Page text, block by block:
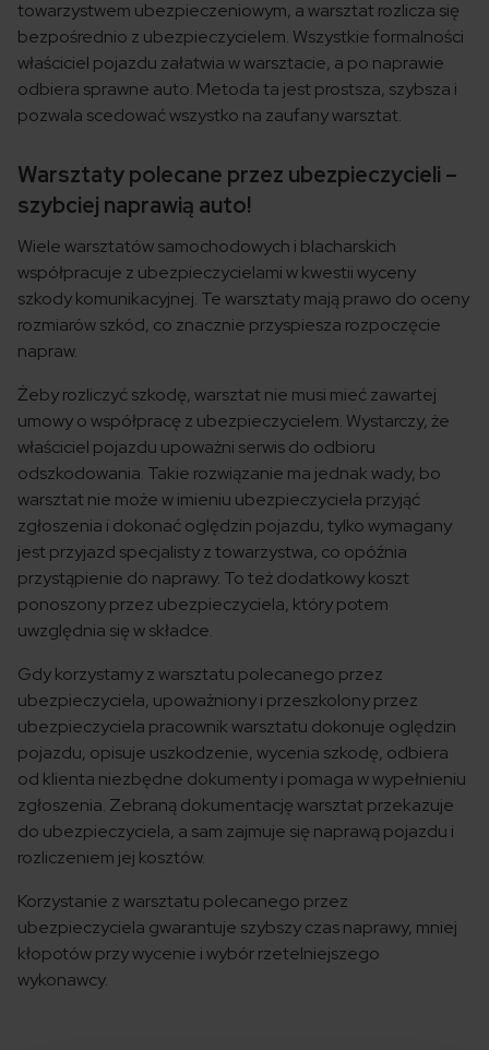
towarzystwem ubezpieczeniowym, a warsztat rozlicza się
bezpośrednio z ubezpieczycielem. Wszystkie formalności
właściciel pojazdu załatwia w warsztacie, a po naprawie
odbiera sprawne auto. Metoda ta jest prostsza, szybsza i
pozwala scedować wszystko na zaufany warsztat.
Warsztaty polecane przez ubezpieczycieli –
szybciej naprawią auto!
Wiele warsztatów samochodowych i blacharskich
współpracuje z ubezpieczycielami w kwestii wyceny
szkody komunikacyjnej. Te warsztaty mają prawo do oceny
rozmiarów szkód, co znacznie przyspiesza rozpoczęcie
napraw.
Żeby rozliczyć szkodę, warsztat nie musi mieć zawartej
umowy o współpracę z ubezpieczycielem. Wystarczy, że
właściciel pojazdu upoważni serwis do odbioru
odszkodowania. Takie rozwiązanie ma jednak wady, bo
warsztat nie może w imieniu ubezpieczyciela przyjąć
zgłoszenia i dokonać oględzin pojazdu, tylko wymagany
jest przyjazd specjalisty z towarzystwa, co opóźnia
przystąpienie do naprawy. To też dodatkowy koszt
ponoszony przez ubezpieczyciela, który potem
uwzględnia się w składce.
Gdy korzystamy z warsztatu polecanego przez
ubezpieczyciela, upoważniony i przeszkolony przez
ubezpieczyciela pracownik warsztatu dokonuje oględzin
pojazdu, opisuje uszkodzenie, wycenia szkodę, odbiera
od klienta niezbędne dokumenty i pomaga w wypełnieniu
zgłoszenia. Zebraną dokumentację warsztat przekazuje
do ubezpieczyciela, a sam zajmuje się naprawą pojazdu i
rozliczeniem jej kosztów.
Korzystanie z warsztatu polecanego przez
ubezpieczyciela gwarantuje szybszy czas naprawy, mniej
kłopotów przy wycenie i wybór rzetelniejszego
wykonawcy.